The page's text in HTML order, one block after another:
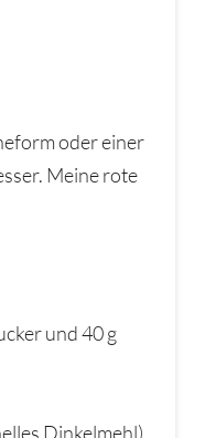
oder einer
Meine rote
und 40 g
Dinkelmehl)